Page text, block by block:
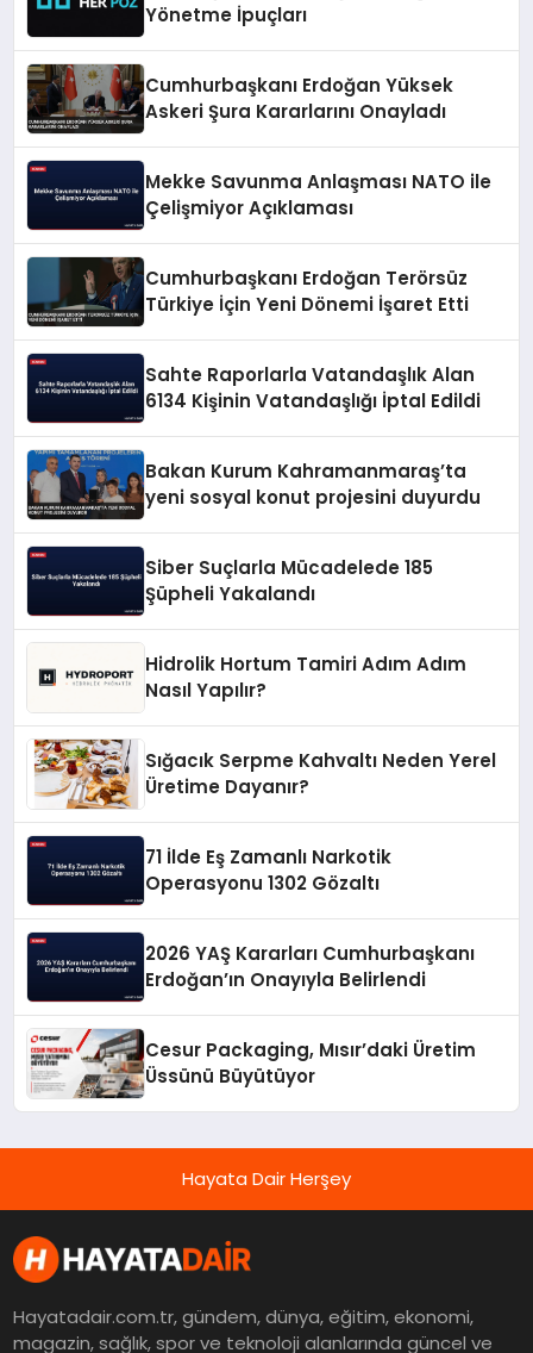
Yönetme İpuçları
Cumhurbaşkanı Erdoğan Yüksek
Askeri Şura Kararlarını Onayladı
Mekke Savunma Anlaşması NATO ile
Çelişmiyor Açıklaması
Cumhurbaşkanı Erdoğan Terörsüz
Türkiye İçin Yeni Dönemi İşaret Etti
Sahte Raporlarla Vatandaşlık Alan
6134 Kişinin Vatandaşlığı İptal Edildi
Bakan Kurum Kahramanmaraş’ta
yeni sosyal konut projesini duyurdu
Siber Suçlarla Mücadelede 185
Şüpheli Yakalandı
Hidrolik Hortum Tamiri Adım Adım
Nasıl Yapılır?
Sığacık Serpme Kahvaltı Neden Yerel
Üretime Dayanır?
71 İlde Eş Zamanlı Narkotik
Operasyonu 1302 Gözaltı
2026 YAŞ Kararları Cumhurbaşkanı
Erdoğan’ın Onayıyla Belirlendi
Cesur Packaging, Mısır’daki Üretim
Üssünü Büyütüyor
Hayata Dair Herşey
Hayatadair.com.tr, gündem, dünya, eğitim, ekonomi,
magazin, sağlık, spor ve teknoloji alanlarında güncel ve